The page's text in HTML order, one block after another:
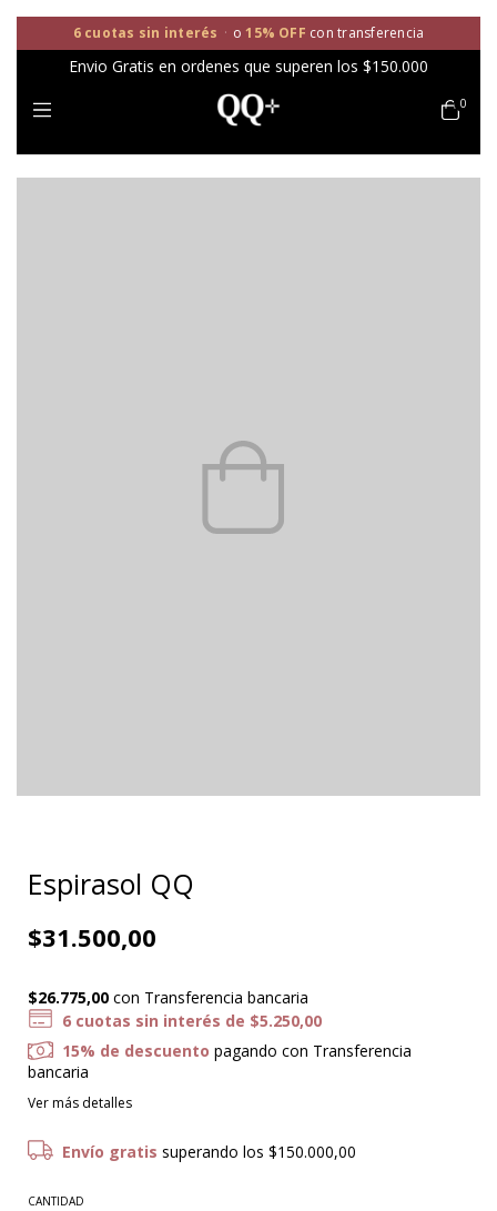
6 cuotas sin interés · o15% OFF con transferencia
Envio Gratis en ordenes que superen los $150.000
0
Espirasol QQ
$31.500,00
$26.775,00 con Transferencia bancaria
6 cuotas sin interés de $5.250,00
15% de descuento pagando con Transferencia
bancaria
Ver más detalles
Envío gratis superando los$150.000,00
CANTIDAD